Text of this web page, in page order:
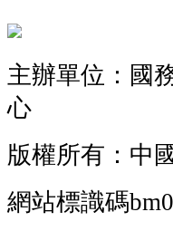
主辦單位：國
心
版權所有：中
網站標識碼